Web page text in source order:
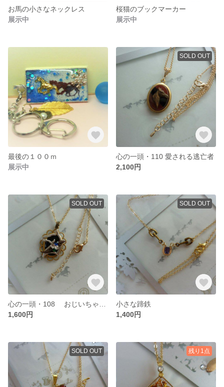
お馬の小さなネックレス
展示中
桜猫のブックマーカー
展示中
最後の１００ｍ
展示中
SOLD OUT
心の一頭・110 愛される逃亡者
2,100円
SOLD OUT
1,600円
SOLD OUT
小さな蹄鉄
1,400円
SOLD OUT 残り1点